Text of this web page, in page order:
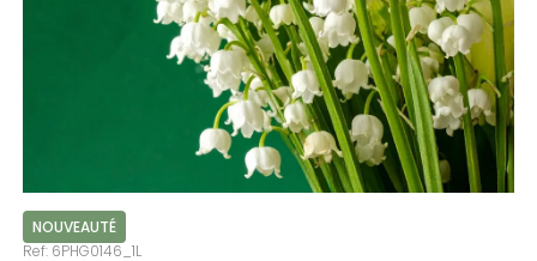
NOUVEAUTÉ
Ref: 6PHG0146_1L